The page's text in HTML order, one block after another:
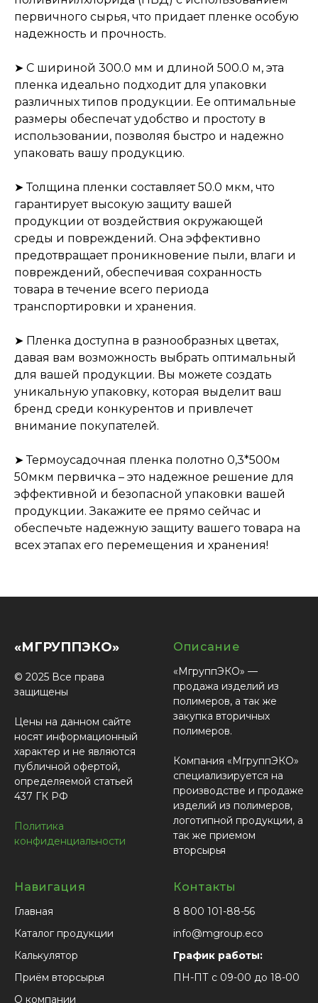
первичного сырья, что придает пленке особую
надежность и прочность.
➤ С шириной 300.0 мм и длиной 500.0 м, эта
пленка идеально подходит для упаковки
различных типов продукции. Ее оптимальные
размеры обеспечат удобство и простоту в
использовании, позволяя быстро и надежно
упаковать вашу продукцию.
➤ Толщина пленки составляет 50.0 мкм, что
гарантирует высокую защиту вашей
продукции от воздействия окружающей
среды и повреждений. Она эффективно
предотвращает проникновение пыли, влаги и
повреждений, обеспечивая сохранность
товара в течение всего периода
транспортировки и хранения.
➤ Пленка доступна в разнообразных цветах,
давая вам возможность выбрать оптимальный
для вашей продукции. Вы можете создать
уникальную упаковку, которая выделит ваш
бренд среди конкурентов и привлечет
внимание покупателей.
➤ Термоусадочная пленка полотно 0,3*500м
50мкм первичка – это надежное решение для
эффективной и безопасной упаковки вашей
продукции. Закажите ее прямо сейчас и
обеспечьте надежную защиту вашего товара на
всех этапах его перемещения и хранения!
«МГРУППЭКО»
© 2025 Все права
защищены
Цены на данном сайте
носят информационный
характер и не являются
публичной офертой,
определяемой статьей
437 ГК РФ
Политика
конфиденциальности
Описание
«МгруппЭКО» —
продажа изделий из
полимеров, а так же
закупка вторичных
полимеров.
Компания «МгруппЭКО»
специализируется на
производстве и продаже
изделий из полимеров,
логотипной продукции, а
так же приемом
вторсырья
Навигация
Главная
Каталог продукции
Калькулятор
Приём вторсырья
О компании
Контакты
8 800 101-88-56
info@mgroup.eco
График работы:
ПН-ПТ с 09-00 до 18-00